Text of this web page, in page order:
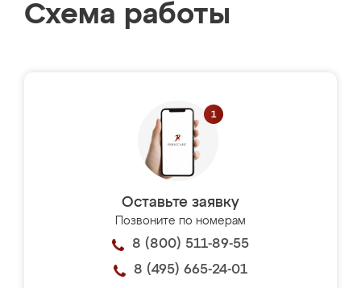
Схема работы
Оставьте заявку
Позвоните по номерам
8 (800) 511-89-55
8 (495) 665-24-01